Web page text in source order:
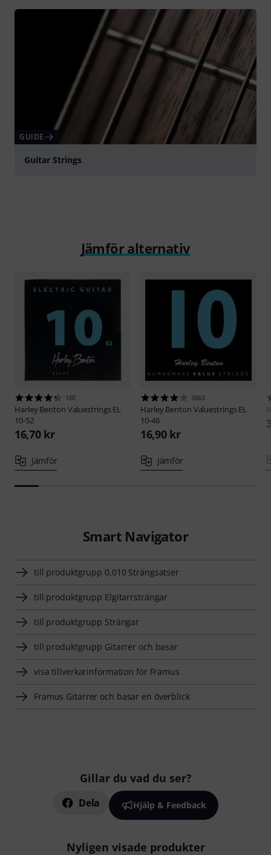
GUIDE
Guitar Strings
Jämför alternativ
160
Harley Benton Valuestrings EL
10-52
16,70 kr
Jämför
3662
Harley Benton Valuestrings EL
10-46
16,90 kr
Jämför
Smart Navigator
till produktgrupp 0,010 Strängsatser
till produktgrupp Elgitarrsträngar
till produktgrupp Strängar
till produktgrupp Gitarrer och basar
visa tillverkarinformation för Framus
Framus Gitarrer och basar en överblick
Gillar du vad du ser?
Dela Hjälp & Feedback
Nyligen visade produkter